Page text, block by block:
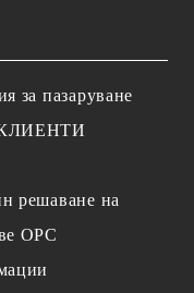
за пазаруване
решаване на
OPC